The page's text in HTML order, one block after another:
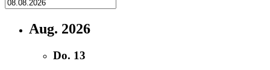
Aug. 2026
Do. 13